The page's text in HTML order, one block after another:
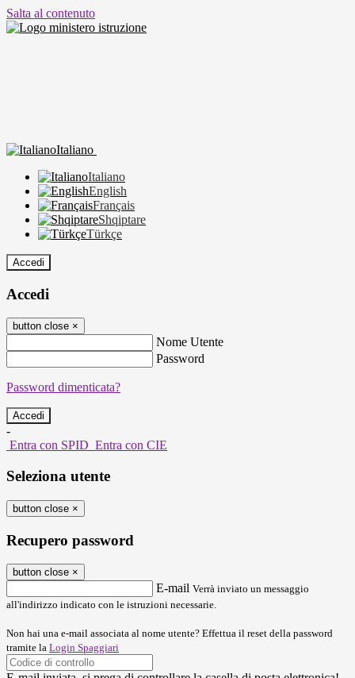
Salta al contenuto
Italiano
Italiano
English
Français
Shqiptare
Türkçe
Accedi
Accedi
button close ×
Nome Utente
Password
Password dimenticata?
-
Entra con SPID Entra con CIE
Seleziona utente
button close ×
Recupero password
button close ×
E-mail Verrà inviato un messaggio
all'indirizzo indicato con le istruzioni necessarie.
Non hai una e-mail associata al nome utente? Effettua il reset della password
tramite la Login Spaggiari